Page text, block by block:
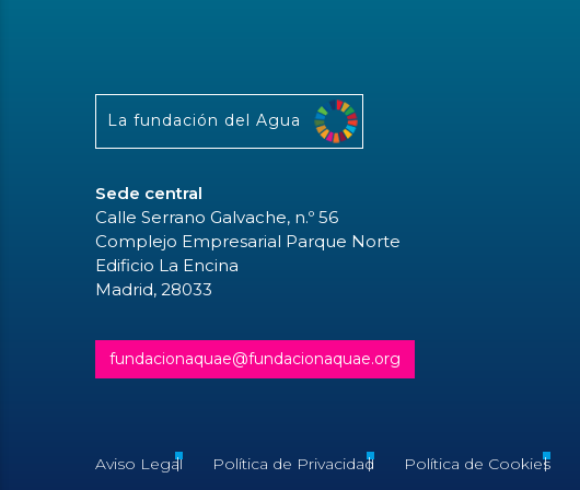
La fundación del Agua
Sede central
Calle Serrano Galvache, n.º 56
Complejo Empresarial Parque Norte
Edificio La Encina
Madrid, 28033
fundacionaquae@fundacionaquae.org
Aviso Legal Política de Privacidad Política de Cookies